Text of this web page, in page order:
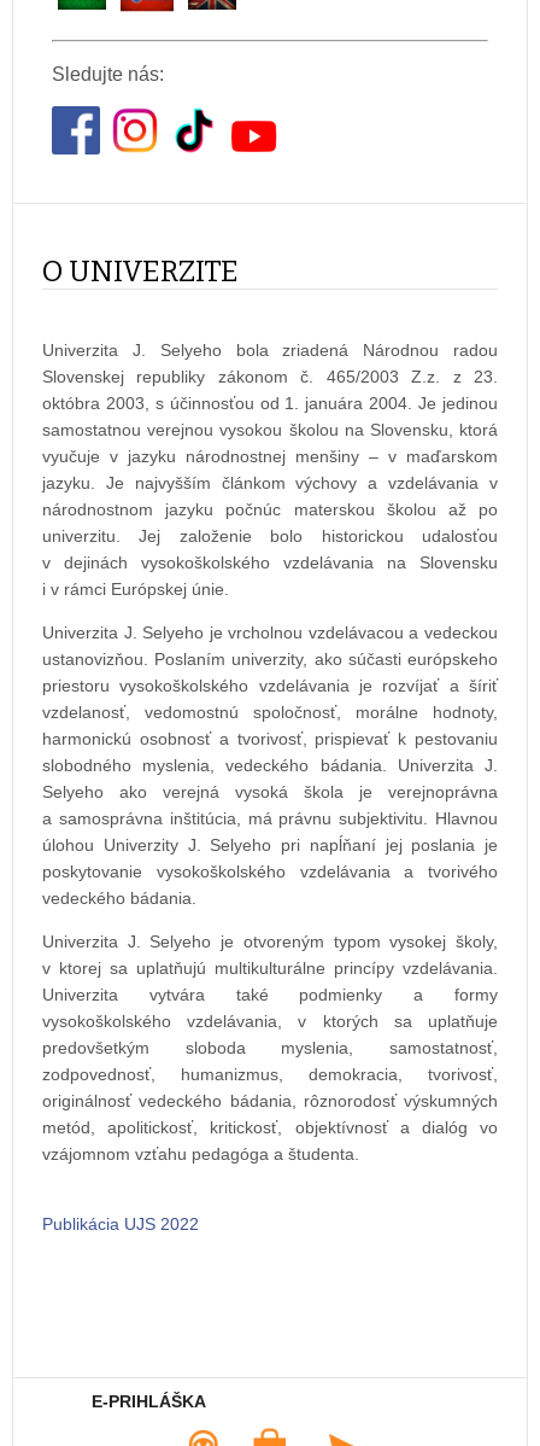
Sledujte nás:
O UNIVERZITE
Univerzita J. Selyeho bola zriadená Národnou radou
Slovenskej republiky zákonom č. 465/2003 Z.z. z 23.
októbra 2003, s účinnosťou od 1. januára 2004. Je jedinou
samostatnou verejnou vysokou školou na Slovensku, ktorá
vyučuje v jazyku národnostnej menšiny – v maďarskom
jazyku. Je najvyšším článkom výchovy a vzdelávania v
národnostnom jazyku počnúc materskou školou až po
univerzitu. Jej založenie bolo historickou udalosťou
v dejinách vysokoškolského vzdelávania na Slovensku
i v rámci Európskej únie.
Univerzita J. Selyeho je vrcholnou vzdelávacou a vedeckou
ustanovizňou. Poslaním univerzity, ako súčasti európskeho
priestoru vysokoškolského vzdelávania je rozvíjať a šíriť
vzdelanosť, vedomostnú spoločnosť, morálne hodnoty,
harmonickú osobnosť a tvorivosť, prispievať k pestovaniu
slobodného myslenia, vedeckého bádania. Univerzita J.
Selyeho ako verejná vysoká škola je verejnoprávna
a samosprávna inštitúcia, má právnu subjektivitu. Hlavnou
úlohou Univerzity J. Selyeho pri napĺňaní jej poslania je
poskytovanie vysokoškolského vzdelávania a tvorivého
vedeckého bádania.
Univerzita J. Selyeho je otvoreným typom vysokej školy,
v ktorej sa uplatňujú multikulturálne princípy vzdelávania.
Univerzita vytvára také podmienky a formy
vysokoškolského vzdelávania, v ktorých sa uplatňuje
predovšetkým sloboda myslenia, samostatnosť,
zodpovednosť, humanizmus, demokracia, tvorivosť,
originálnosť vedeckého bádania, rôznorodosť výskumných
metód, apolitickosť, kritickosť, objektívnosť a dialóg vo
vzájomnom vzťahu pedagóga a študenta.
Publikácia UJS 2022
E-PRIHLÁŠKA